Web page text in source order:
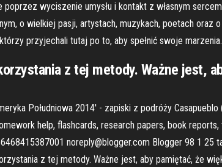
wyciszenie umysłu i kontakt z własnym
o wielkiej pasji, artystach, muzykach, poetach oraz
przyjechali tutaj po to, aby spełnić swoje marzenia.
z tej metody. Ważne jest,
Południowa 2014' - zapiski z podróży
help, flashcards, research papers, book
noreply@blogger.com Blogger 98 1 25
z tej metody. Ważne jest, aby pamiętać, że